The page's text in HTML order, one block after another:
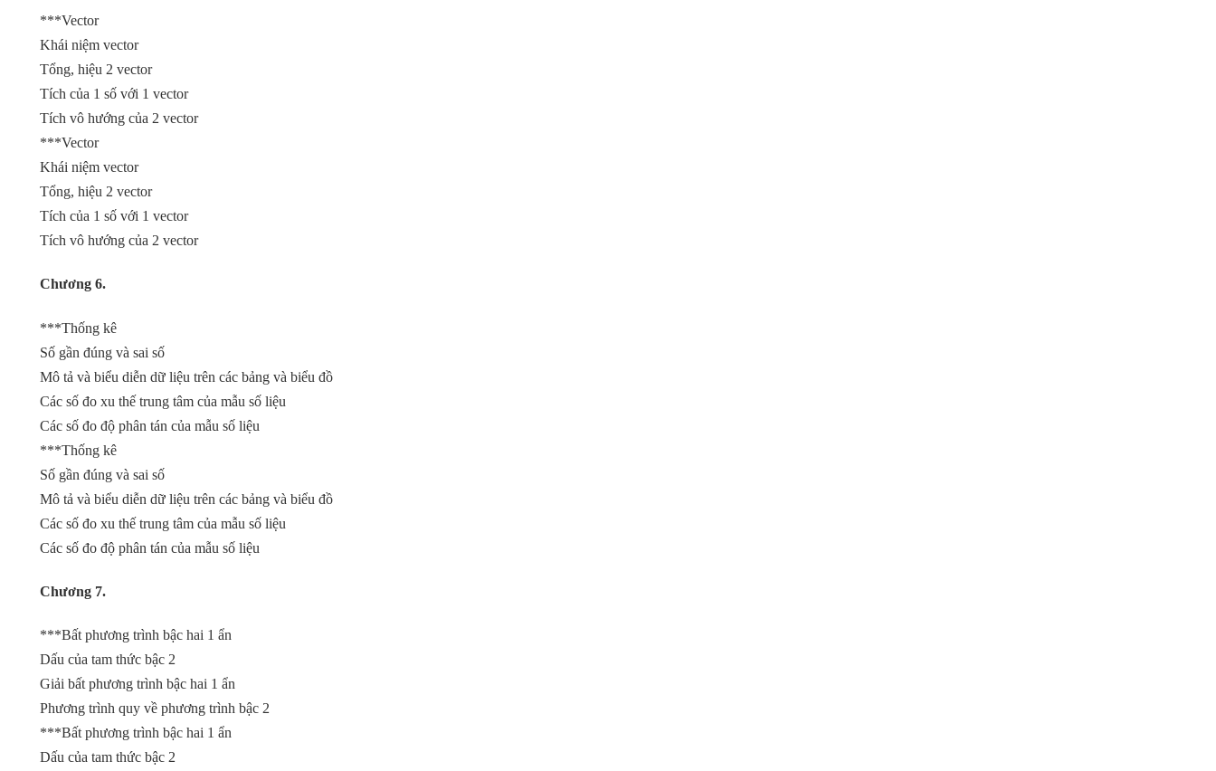
***Vector
Khái niệm vector
Tổng, hiệu 2 vector
Tích của 1 số với 1 vector
Tích vô hướng của 2 vector
***Vector
Khái niệm vector
Tổng, hiệu 2 vector
Tích của 1 số với 1 vector
Tích vô hướng của 2 vector
Chương 6.
***Thống kê
Số gần đúng và sai số
Mô tả và biểu diễn dữ liệu trên các bảng và biểu đồ
Các số đo xu thế trung tâm của mẫu số liệu
Các số đo độ phân tán của mẫu số liệu
***Thống kê
Số gần đúng và sai số
Mô tả và biểu diễn dữ liệu trên các bảng và biểu đồ
Các số đo xu thế trung tâm của mẫu số liệu
Các số đo độ phân tán của mẫu số liệu
Chương 7.
***Bất phương trình bậc hai 1 ẩn
Dấu của tam thức bậc 2
Giải bất phương trình bậc hai 1 ẩn
Phương trình quy về phương trình bậc 2
***Bất phương trình bậc hai 1 ẩn
Dấu của tam thức bậc 2